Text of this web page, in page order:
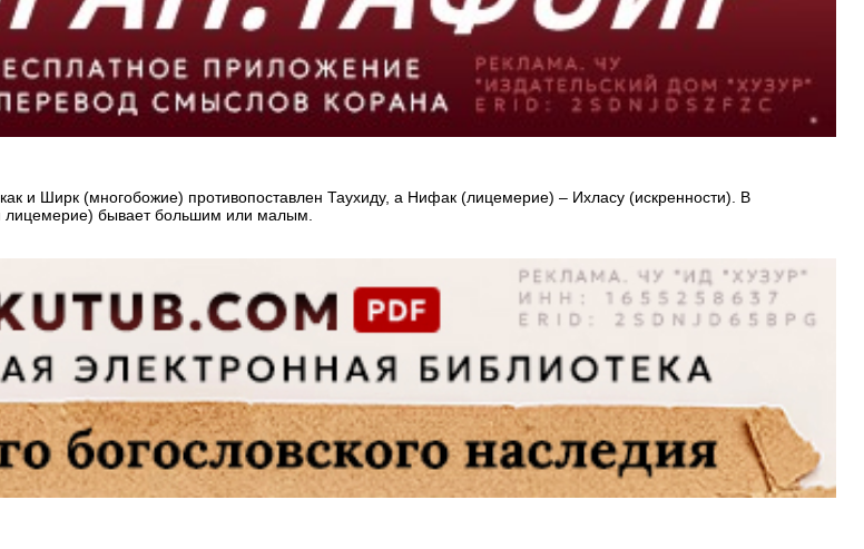
и Ширк (многобожие) противопоставлен Таухиду, а Нифак (лицемерие) – Ихласу (искренности). В
лицемерие) бывает большим или малым.